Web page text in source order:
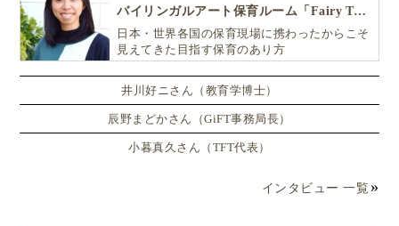
バイリンガルアート保育ルーム「Fairy Tale（フェアリーテイル）」
日本・世界各国の保育現場に携わったからこそ
見えてきた目指す保育のあり方
井川好ニさん（教育学博士）
辰野まどかさん（GiFT事務局長）
小暮真久さん（TFT代表）
インタビュー 一覧